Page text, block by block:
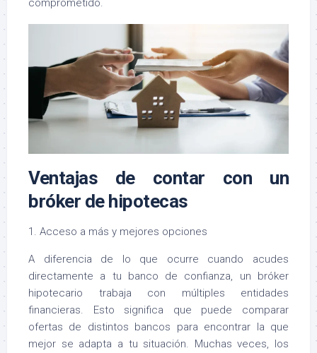
comprometido.
Ventajas de contar con un
bróker de hipotecas
1. Acceso a más y mejores opciones
A diferencia de lo que ocurre cuando acudes
directamente a tu banco de confianza, un bróker
hipotecario trabaja con múltiples entidades
financieras. Esto significa que puede comparar
ofertas de distintos bancos para encontrar la que
mejor se adapta a tu situación. Muchas veces, los